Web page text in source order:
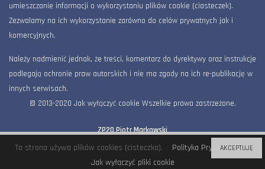
umieszczanie informacji o wykorzystaniu plików cookie (ciasteczek).
Zezwalamy na ich wykorzystanie zarówno do celów prywatnych jak i
komercyjnych.
Należy nadmienić jednak, że treści, komentarz do dyrektywy oraz instrukcje
podlegają ochronie praw autorskich i nie ma zgody na ich re-publikację w
innych serwisach.
© 2013-2020 Jak wyłączyć cookie Wszelkie prawa zastrzeżone.
ZP20 Piotr Markowski
Al. KEN 36 / 112B, 02-797 Warszawa
office@zp20.pl 733644002
Ta strona używa plików cookies (cisteczka).
Polityka Prywatności
Jak wyłączyć pliki cookie
AKCEPTUJĘ